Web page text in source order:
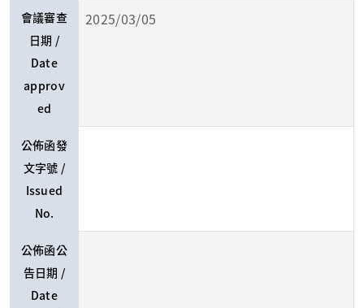
會議審查
日期 /
Date
approv
ed
2025/03/05
公佈函發
文字號 /
Issued
No.
公佈函公
告日期 /
Date